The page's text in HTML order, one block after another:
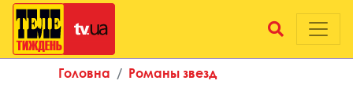
Головна Романы звезд